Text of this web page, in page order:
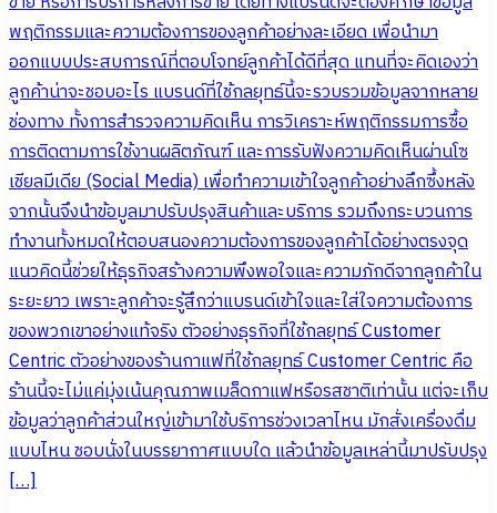
พฤติกรรมและความต้องการของลูกค้าอย่างละเอียด เพื่อนำมา
ออกแบบประสบการณ์ที่ตอบโจทย์ลูกค้าได้ดีที่สุด แทนที่จะคิดเองว่า
ลูกค้าน่าจะชอบอะไร แบรนด์ที่ใช้กลยุทธ์นี้จะรวบรวมข้อมูลจากหลาย
ช่องทาง ทั้งการสำรวจความคิดเห็น การวิเคราะห์พฤติกรรมการซื้อ
การติดตามการใช้งานผลิตภัณฑ์ และการรับฟังความคิดเห็นผ่านโซ
เชียลมีเดีย (Social Media) เพื่อทำความเข้าใจลูกค้าอย่างลึกซึ้งหลัง
จากนั้นจึงนำข้อมูลมาปรับปรุงสินค้าและบริการ รวมถึงกระบวนการ
ทำงานทั้งหมดให้ตอบสนองความต้องการของลูกค้าได้อย่างตรงจุด
แนวคิดนี้ช่วยให้ธุรกิจสร้างความพึงพอใจและความภักดีจากลูกค้าใน
ระยะยาว เพราะลูกค้าจะรู้สึกว่าแบรนด์เข้าใจและใส่ใจความต้องการ
ของพวกเขาอย่างแท้จริง ตัวอย่างธุรกิจที่ใช้กลยุทธ์ Customer
Centric ตัวอย่างของร้านกาแฟที่ใช้กลยุทธ์ Customer Centric คือ
ร้านนี้จะไม่แค่มุ่งเน้นคุณภาพเมล็ดกาแฟหรือรสชาติเท่านั้น แต่จะเก็บ
ข้อมูลว่าลูกค้าส่วนใหญ่เข้ามาใช้บริการช่วงเวลาไหน มักสั่งเครื่องดื่ม
แบบไหน ชอบนั่งในบรรยากาศแบบใด แล้วนำข้อมูลเหล่านี้มาปรับปรุง
[…]